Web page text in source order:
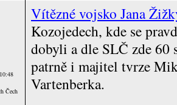
Čech
Vítězné vojsko Jana
Kozojedech, kde se
dobyli a dle SLČ zde
patrně i majitel tvrze
Vartenberka.